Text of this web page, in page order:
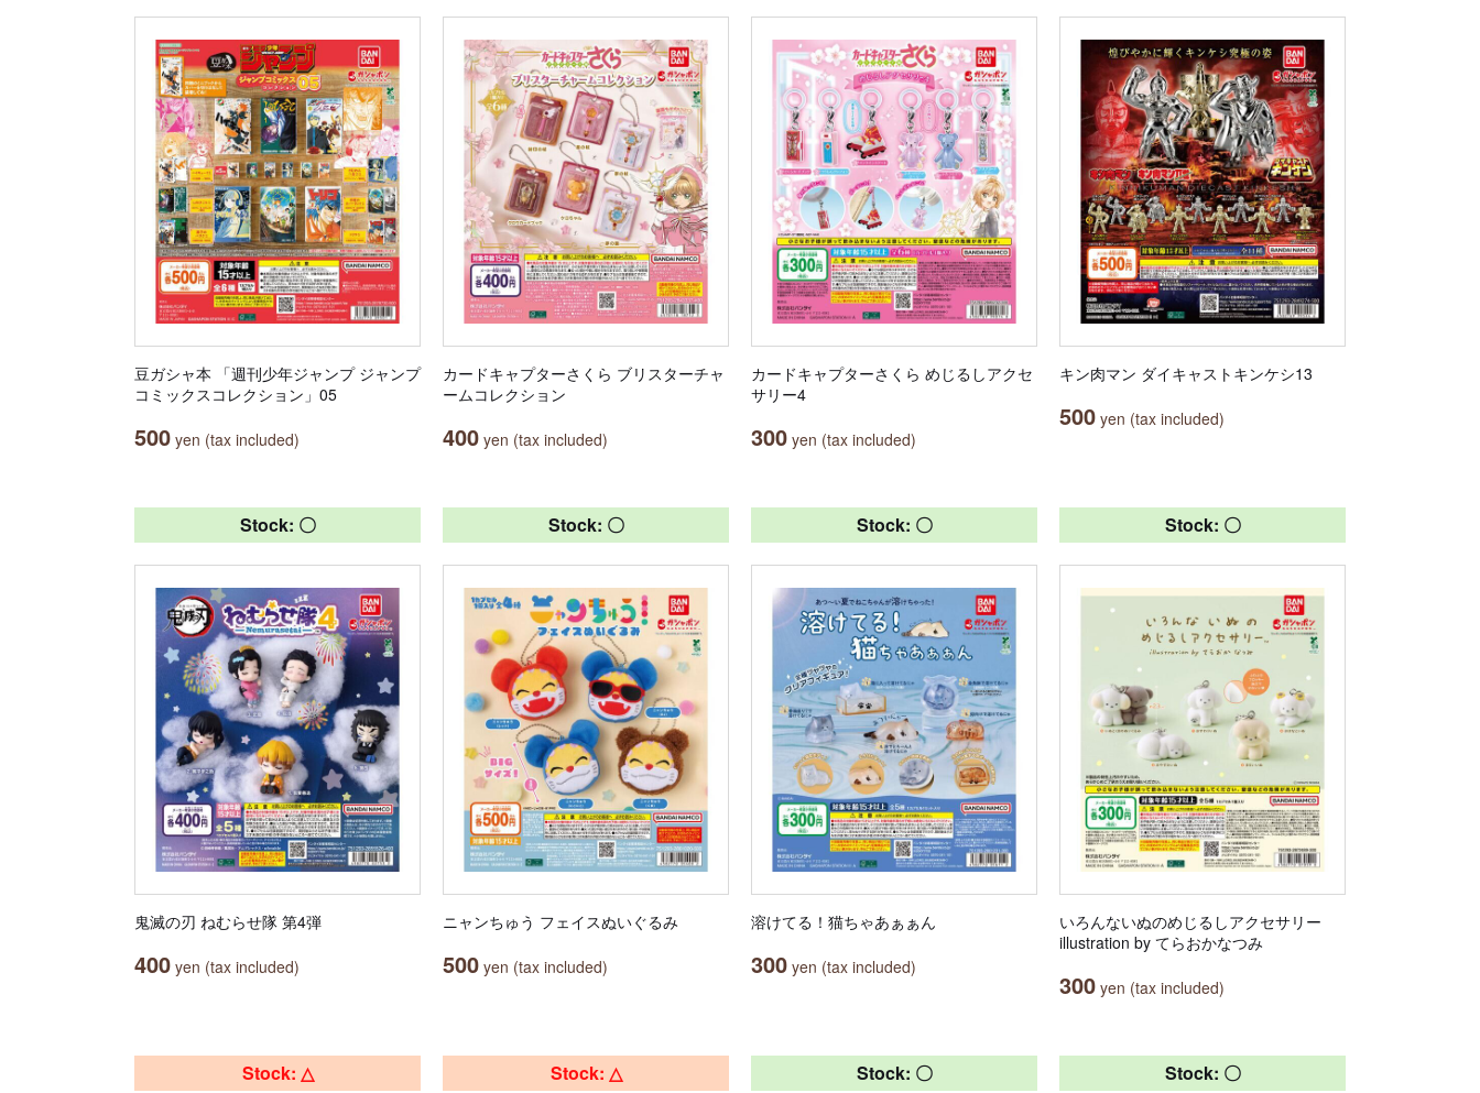
豆ガシャ本 「週刊少年ジャンプ ジャンプ
コミックスコレクション」05
500 yen (tax included)
カードキャプターさくら ブリスターチャ
ームコレクション
400 yen (tax included)
カードキャプターさくら めじるしアクセ
サリー4
300 yen (tax included)
キン肉マン ダイキャストキンケシ13
500 yen (tax included)
Stock: 〇
鬼滅の刃 ねむらせ隊 第4弾
400 yen (tax included)
Stock: 〇
ニャンちゅう フェイスぬいぐるみ
500 yen (tax included)
Stock: 〇
溶けてる！猫ちゃあぁぁん
300 yen (tax included)
Stock: 〇
いろんないぬのめじるしアクセサリー
illustration by てらおかなつみ
300 yen (tax included)
Stock: △ Stock: △ Stock: 〇 Stock: 〇